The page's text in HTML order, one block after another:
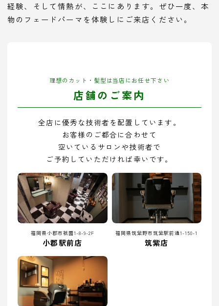
経験、そして情熱が、ここにあります。ぜひ一度、本
物のフェードパーマを体験しにご来店ください。
理想のカット・髪型は当店にお任せ下さい
店舗のご案内
全店に優秀な技術者を配置しています。
お客様のご都合に合わせて
空いているサロンや技術者で
ご予約していただければ幸いです。
福岡県小郡市祇園1-8-9-2F
小郡駅前店
福岡県筑紫野市筑紫駅前通1-150-1
筑紫店